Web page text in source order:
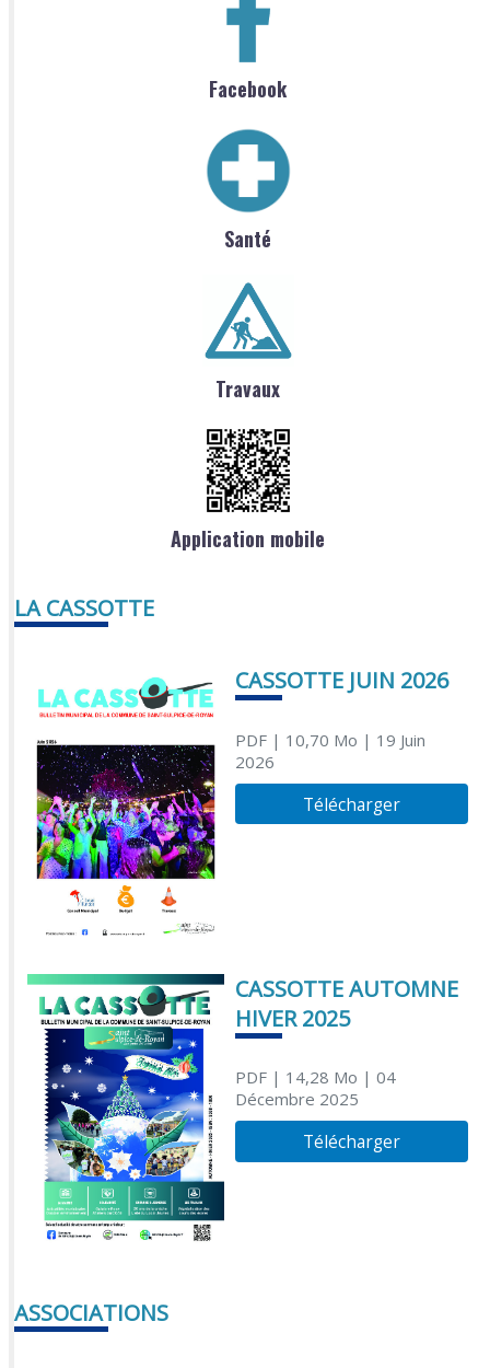
Facebook
Santé
Travaux
Application mobile
LA CASSOTTE
CASSOTTE JUIN 2026
PDF| 10,70 Mo | 19 Juin
2026
Télécharger
CASSOTTE AUTOMNE
HIVER 2025
PDF| 14,28 Mo | 04
Décembre 2025
Télécharger
ASSOCIATIONS